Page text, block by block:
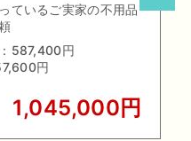
ているご実家の不用品
587,400円
円
1,045,000円